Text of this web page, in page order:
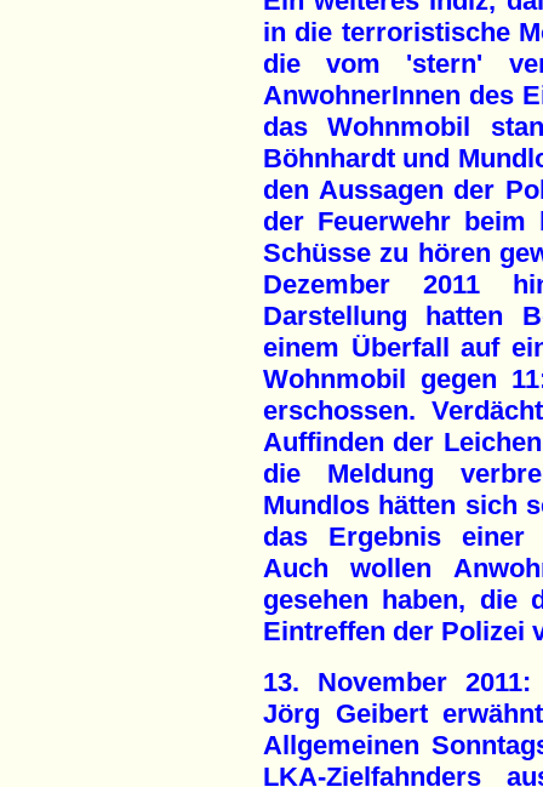
in die terroristische
die vom 'stern'
AnwohnerInnen des
das Wohnmobil
Böhnhardt und
den Aussagen der
der Feuerwehr beim
Schüsse zu hören
Dezember 2011
Darstellung hatten
einem Überfall auf
Wohnmobil gegen
erschossen.
Auffinden der
die Meldung
Mundlos hätten sich
das Ergebnis einer
Auch wollen
gesehen haben, die
Eintreffen der Polizei
13. November
Jörg Geibert
Allgemeinen
LKA-Zielfahnders